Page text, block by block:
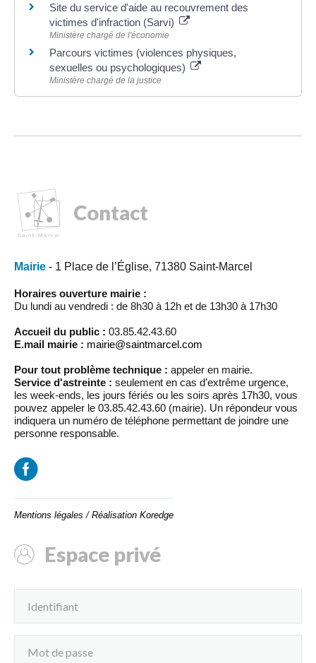
Site du service d'aide au recouvrement des
victimes d'infraction (Sarvi)
Ministère chargé de l'économie
Parcours victimes (violences physiques,
sexuelles ou psychologiques)
Ministère chargé de la justice
Contact
Mairie - 1 Place de l’Église, 71380 Saint-Marcel
Horaires ouverture mairie :
Du lundi au vendredi : de 8h30 à 12h et de 13h30 à 17h30
Accueil du public : 03.85.42.43.60
E.mail mairie : mairie@saintmarcel.com
Pour tout problème technique : appeler en mairie.
Service d'astreinte : seulement en cas d’extrême urgence,
les week-ends, les jours fériés ou les soirs après 17h30, vous
pouvez appeler le 03.85.42.43.60 (mairie). Un répondeur vous
indiquera un numéro de téléphone permettant de joindre une
personne responsable.
Mentions légales / Réalisation Koredge
Espace privé